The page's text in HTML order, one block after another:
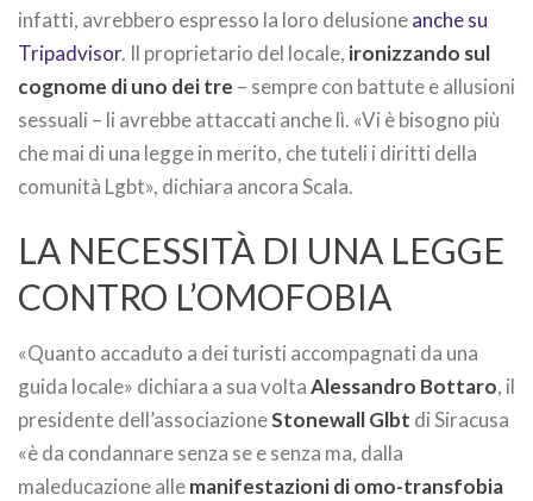
infatti, avrebbero espresso la loro delusioneanche su
Tripadvisor. Il proprietario del locale, ironizzando sul
cognome di uno dei tre – sempre con battute e allusioni
sessuali – li avrebbe attaccati anche lì. «Vi è bisogno più
che mai di una legge in merito, che tuteli i diritti della
comunità Lgbt», dichiara ancora Scala.
LA NECESSITÀ DI UNA LEGGE
CONTRO L’OMOFOBIA
«Quanto accaduto a dei turisti accompagnati da una
guida locale» dichiara a sua voltaAlessandro Bottaro, il
presidente dell’associazioneStonewall Glbt di Siracusa
«è da condannare senza se e senza ma, dalla
maleducazione allemanifestazioni di omo-transfobia